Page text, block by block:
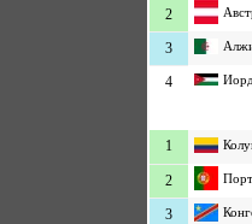
2
3
4
1
2
3